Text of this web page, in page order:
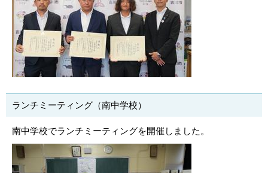
ランチミーティング（南中学校）
南中学校でランチミーティングを開催しました。